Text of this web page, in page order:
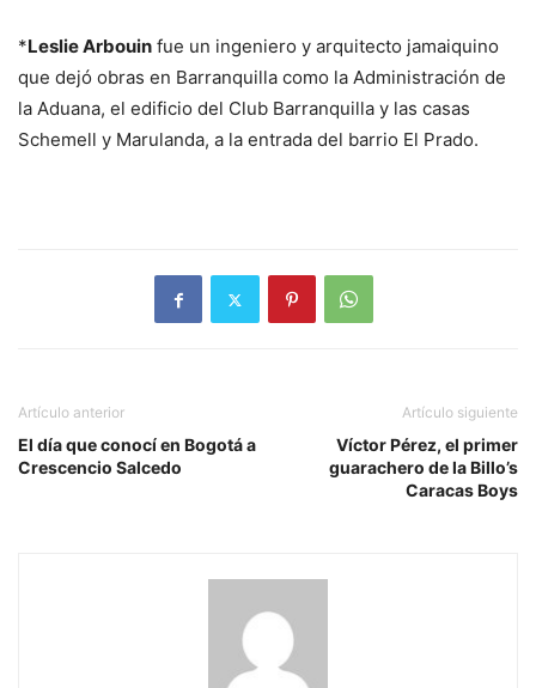
*Leslie Arbouin fue un ingeniero y arquitecto jamaiquino
que dejó obras en Barranquilla como la Administración de
la Aduana, el edificio del Club Barranquilla y las casas
Schemell y Marulanda, a la entrada del barrio El Prado.
Artículo anterior
El día que conocí en Bogotá a
Crescencio Salcedo
Artículo siguiente
Víctor Pérez, el primer
guarachero de la Billo’s
Caracas Boys